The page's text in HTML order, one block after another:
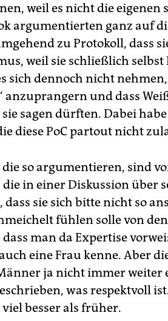
weil es nicht die
argumentierten ganz auf
zu Protokoll, dass
weil sie schließlich selbst
sich dennoch nicht
anzuprangern und dass
sie sagen dürften. Dabei
diese PoC partout nicht
so argumentieren, sind
in einer Diskussion über
dass sie sich bitte nicht so
fühlen solle von
dass man da Expertise
eine Frau kenne. Aber
ja nicht immer weiter
was respektvoll
besser als früher.